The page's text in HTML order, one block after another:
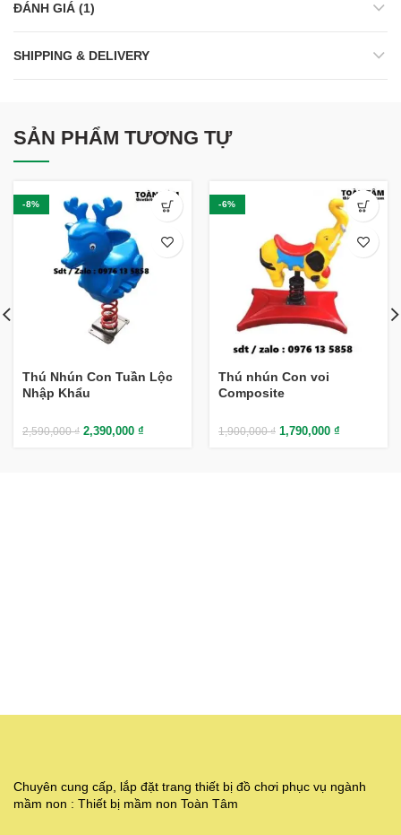
ĐÁNH GIÁ (1)
SHIPPING & DELIVERY
SẢN PHẨM TƯƠNG TỰ
-8%
Thú Nhún Con Tuần Lộc
Nhập Khẩu
2,590,000₫ 2,390,000 ₫
-6%
Thú nhún Con voi
Composite
1,900,000₫ 1,790,000 ₫
Chuyên cung cấp, lắp đặt trang thiết bị đồ chơi phục vụ ngành
mầm non : Thiết bị mầm non Toàn Tâm